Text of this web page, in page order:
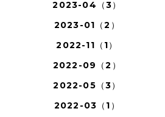
2023-04（3）
2023-01（2）
2022-11（1）
2022-09（2）
2022-05（3）
2022-03（1）